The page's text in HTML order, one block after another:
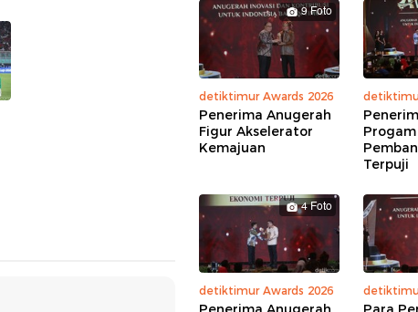
9 Foto
detiktimur Awards 2026
Penerima Anugerah
Figur Akselerator
Kemajuan
Progam
Terpuji
4 Foto
detiktimur Awards 2026